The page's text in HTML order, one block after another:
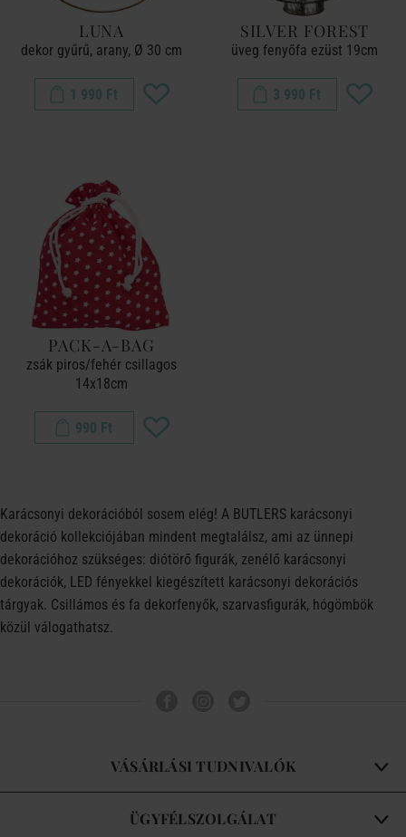
LUNA
dekor gyűrű, arany, Ø 30 cm
1 990 Ft
SILVER FOREST
üveg fenyőfa ezüst 19cm
3 990 Ft
PACK-A-BAG
zsák piros/fehér csillagos
14x18cm
990 Ft
Karácsonyi dekorációból sosem elég! A BUTLERS karácsonyi
dekoráció kollekciójában mindent megtalálsz, ami az ünnepi
dekorációhoz szükséges: diótörő figurák, zenélő karácsonyi
dekorációk, LED fényekkel kiegészített karácsonyi dekorációs
tárgyak. Csillámos és fa dekorfenyők, szarvasfigurák, hógömbök
közül válogathatsz.
VÁSÁRLÁSI TUDNIVALÓK
ÜGYFÉLSZOLGÁLAT